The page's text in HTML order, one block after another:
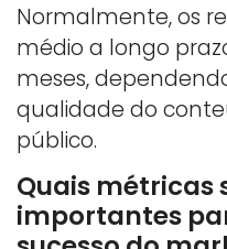
Normalmente, os
médio a longo
meses,
qualidade do
público.
Quais métricas
importantes